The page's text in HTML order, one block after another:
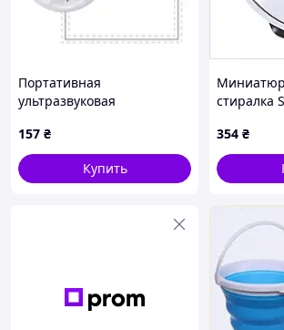
Портативная
ультразвуковая
мини-USB Mini Wash
157 ₴
Купить
стиралка
354 ₴